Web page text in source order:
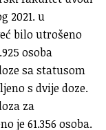
2021. u
bilo utrošeno
osoba
sa statusom
s dvije doze.
za
je 61.356 osoba.